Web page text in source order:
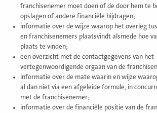
franchisenemer moet doen of de door hem te
opslagen of andere financiële bijdragen;
informatie over de wijze waarop het overleg
en franchisenemers plaatsvindt alsmede hoe
plaats te vinden;
een overzicht met de contactgegevens van het
vertegenwoordigende orgaan van de
informatie over de mate waarin en wijze
al dan niet via een afgeleide formule, in
met de franchisenemer;
informatie over de financiële positie van de